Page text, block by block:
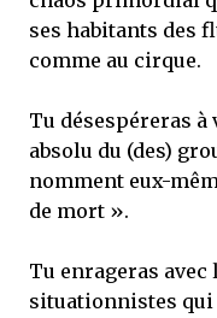
ses habitants des
comme au cirque.
Tu désespéreras
absolu du (des)
nomment eux-
de mort ».
Tu enrageras
situationnistes qui